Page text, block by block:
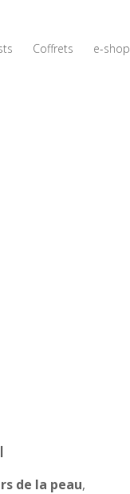
Coffrets e-shop
de la peau,